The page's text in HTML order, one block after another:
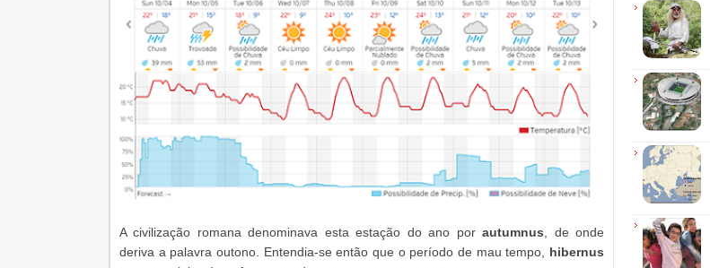
A civilização romana denominava esta estação do ano porautumnus , de onde
deriva a palavra outono. Entendia-se então que o período de mau tempo, hibernus